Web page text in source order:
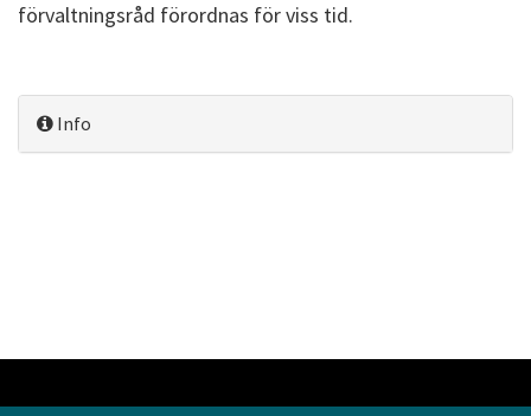
förvaltningsråd förordnas för viss tid.
Info